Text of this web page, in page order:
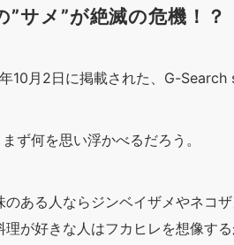
”サメ”が絶滅の危機！？
10月2日に掲載された、G-Search
ず何を思い浮かべるだろう。
のある人ならジンベイザメやネコ
理が好きな人はフカヒレを想像す